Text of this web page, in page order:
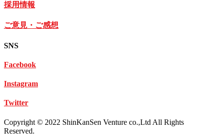
採用情報
ご意見・ご感想
SNS
Facebook
Instagram
Twitter
Copyright © 2022 ShinKanSen Venture co.,Ltd All Rights
Reserved.